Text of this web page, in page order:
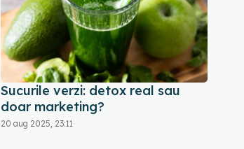
Sucurile verzi: detox real sau
doar marketing?
20 aug 2025, 23:11